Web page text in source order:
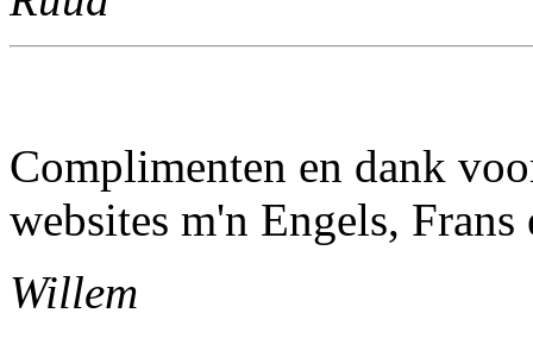
Complimenten en dank
websites m'n Engels,
Willem